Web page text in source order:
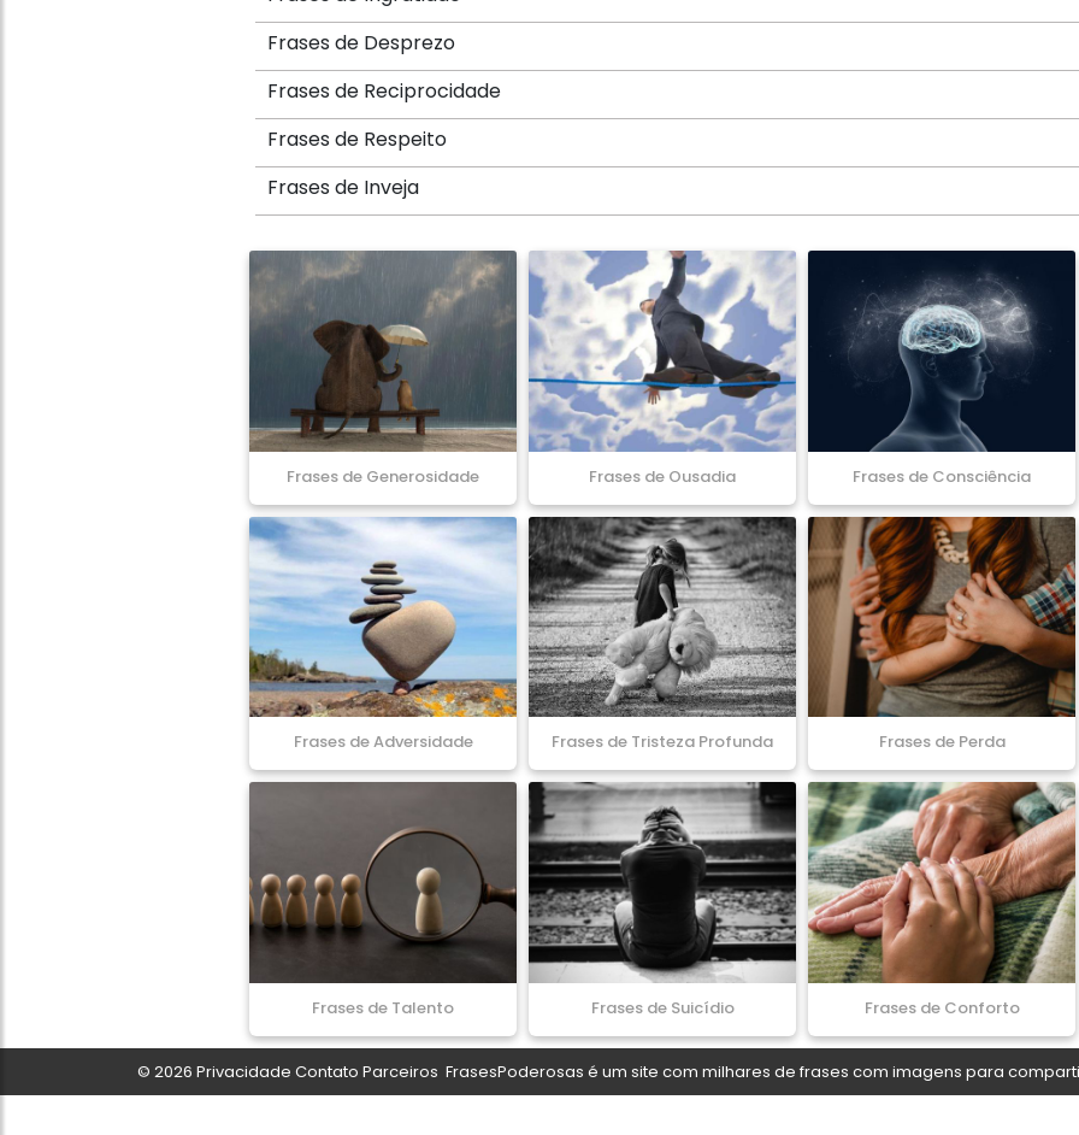
Frases de Desprezo
Frases de Reciprocidade
Frases de Respeito
Frases de Inveja
Frases de Generosidade Frases de Ousadia Frases de Consciência
Frases de Adversidade Frases de Tristeza Profunda Frases de Perda
Frases de Talento Frases de Suicídio Frases de Conforto
© 2026 Privacidade Contato Parceiros FrasesPoderosas é um site com milhares de frases com imagens para